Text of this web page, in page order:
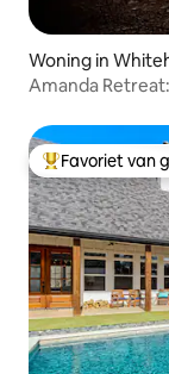
Woning in
Amanda
Topfavoriet
Favoriet van